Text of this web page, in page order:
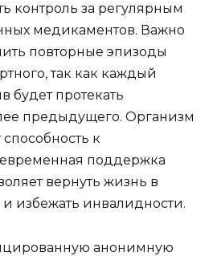
контроль за регулярным
медикаментов. Важно
повторные эпизоды
так как каждый
протекать
предыдущего. Организм
к
поддержка
вернуть жизнь в
избежать инвалидности.
анонимную